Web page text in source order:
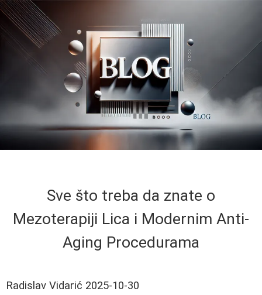
Sve što treba da znate o
Mezoterapiji Lica i Modernim Anti-
Aging Procedurama
Radislav Vidarić 2025-10-30